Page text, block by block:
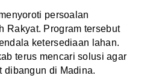
persoalan
Rakyat. Program tersebut
ketersediaan lahan.
terus mencari solusi agar
dibangun di Madina.